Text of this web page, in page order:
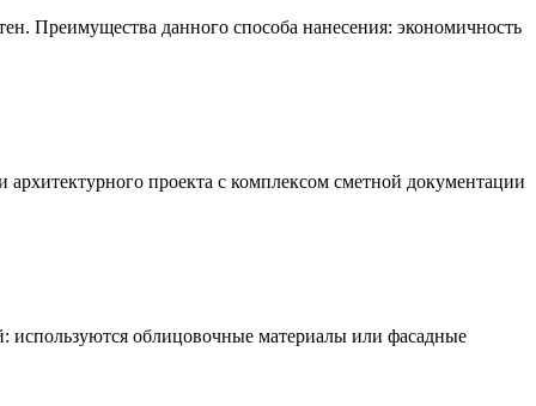
Преимущества данного способа нанесения: экономичность
проекта с комплексом сметной документации
используются облицовочные материалы или фасадные